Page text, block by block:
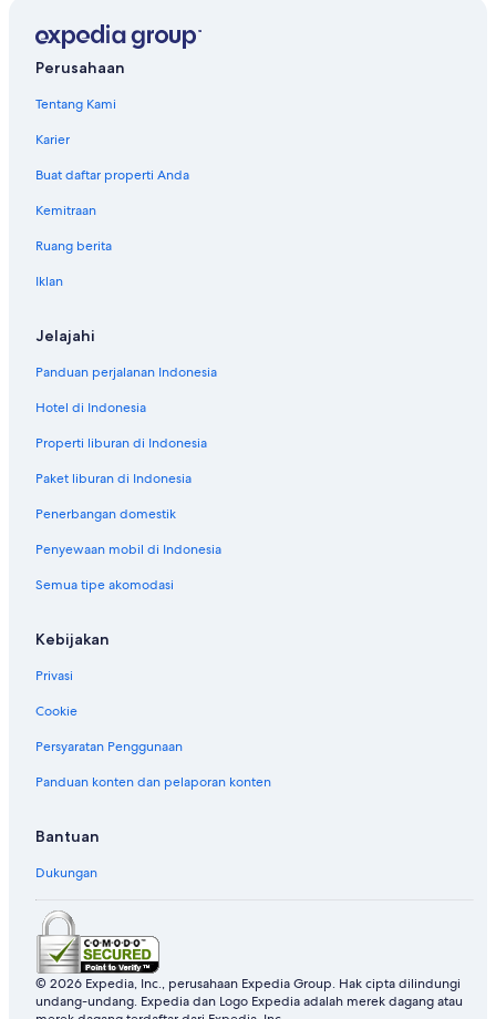
Hotel di John Hughes
Hotel di Old Road
Apartemen di Pares
Elite Island Resorts di Pares
Taman Liburan di Saint Peter
Lodges di Saint Peter
Pousada di Saint Peter
Rumah Pohon di Saint Peter
Hotel di St. John's
Hotel di Teluk Mamora
Hotel di Valley Church
Hotel di Willikies
Perusahaan
Tentang Kami
Karier
Buat daftar properti Anda
Kemitraan
Ruang berita
Iklan
Jelajahi
Panduan perjalanan Indonesia
Hotel di Indonesia
Properti liburan di Indonesia
Paket liburan di Indonesia
Penerbangan domestik
Penyewaan mobil di Indonesia
Semua tipe akomodasi
Kebijakan
Privasi
Cookie
Persyaratan Penggunaan
Panduan konten dan pelaporan konten
Bantuan
Dukungan
© 2026 Expedia, Inc., perusahaan Expedia Group. Hak cipta dilindungi
undang-undang. Expedia dan Logo Expedia adalah merek dagang atau